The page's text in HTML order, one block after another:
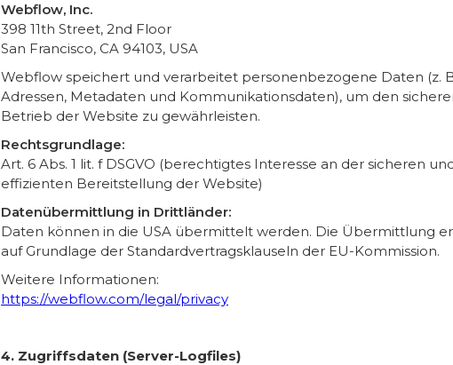
Webflow, Inc.
398 11th Street, 2nd Floor
San Francisco, CA 94103, USA
Webflow speichert und verarbeitet personenbezogene Daten (z.
Adressen, Metadaten und Kommunikationsdaten), um den
Betrieb der Website zu gewährleisten.
Rechtsgrundlage:
Art. 6 Abs. 1 lit. f DSGVO (berechtigtes Interesse an der sicheren
effizienten Bereitstellung der Website)
Datenübermittlung in Drittländer:
Daten können in die USA übermittelt werden. Die Übermittlung
auf Grundlage der Standardvertragsklauseln der EU-Kommission.
Weitere Informationen:
https://webflow.com/legal/privacy
4. Zugriffsdaten (Server-Logfiles)